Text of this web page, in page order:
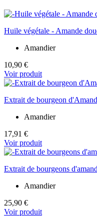
Huile végétale - Amande
Amandier
10,90 €
Voir produit
Extrait de bourgeon
Amandier
17,91 €
Voir produit
Extrait de bourgeons
Amandier
25,90 €
Voir produit